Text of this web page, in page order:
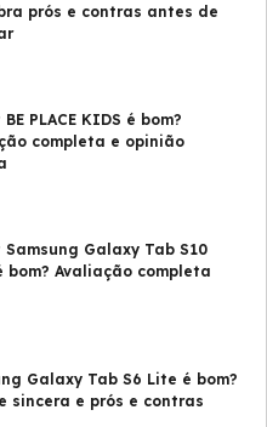
prós e contras antes de
PLACE KIDS é bom?
completa e opinião
Galaxy Tab S10
bom? Avaliação completa
Galaxy Tab S6 Lite é bom?
sincera e prós e contras